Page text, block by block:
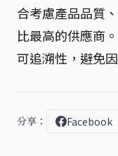
合考慮產品品質
比最高的供應商
可追溯性，避免
分享： Facebook